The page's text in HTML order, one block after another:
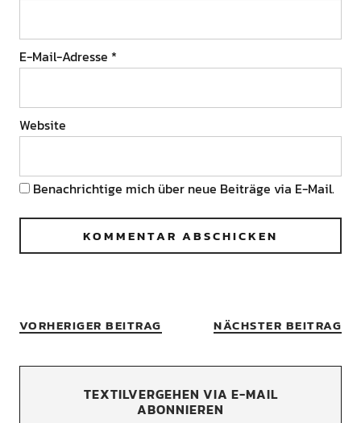
E-Mail-Adresse *
Website
Benachrichtige mich über neue Beiträge via E-Mail.
VORHERIGER BEITRAG NÄCHSTER BEITRAG
TEXTILVERGEHEN VIA E-MAIL
ABONNIEREN